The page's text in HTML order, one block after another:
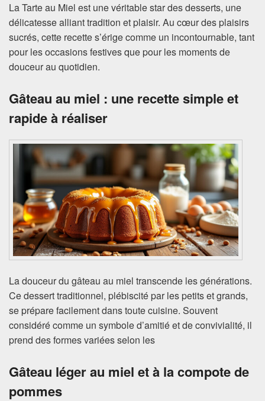
La Tarte au Miel est une véritable star des desserts, une
délicatesse alliant tradition et plaisir. Au cœur des plaisirs
sucrés, cette recette s’érige comme un incontournable, tant
pour les occasions festives que pour les moments de
douceur au quotidien.
Gâteau au miel : une recette simple et
rapide à réaliser
La douceur du gâteau au miel transcende les générations.
Ce dessert traditionnel, plébiscité par les petits et grands,
se prépare facilement dans toute cuisine. Souvent
considéré comme un symbole d’amitié et de convivialité, il
prend des formes variées selon les
Gâteau léger au miel et à la compote de
pommes